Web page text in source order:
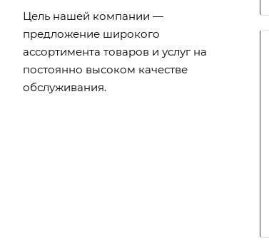
Цель нашей компании —
предложение широкого
ассортимента товаров и услуг на
постоянно высоком качестве
обслуживания.